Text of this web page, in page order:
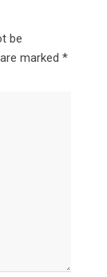
be
marked *